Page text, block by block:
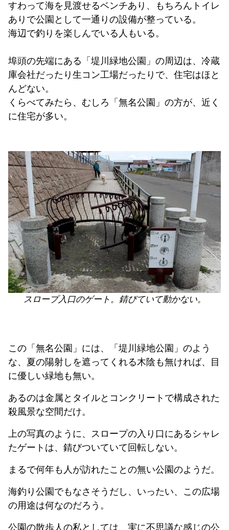
すわって海を見渡せるベンチあり、もちろんトイレ
ありで公園として一通りの設備が整っている。
海辺で釣りを楽しんでいる人もいる。
埠頭の先端にある「堤川緑地公園」の周辺は、冷蔵
庫会社だったり生コン工場だったりで、住宅はほと
んどない。
くらべてみたら、むしろ「無名公園」の方が、近く
に住宅が多い。
スロープ入口のゲート。錆びていて動かない。
この「無名公園」には、「堤川緑地公園」のよう
な、夏の陽射しを遮ってくれる木陰も無ければ、目
に優しい緑地も無い。
あるのは金属とタイルとコンクリートで構成された
殺風景な空間だけ。
上の写真のように、スロープの入り口にあるシャレ
たゲートは、錆びついていて回転しない。
まるで何年も人が訪れたことの無い公園のようだ。
海釣り公園でもなさそうだし、いったい、この広場
の用途は何なのだろう。
公園の散歩人の私としては、実に不思議な感じの公